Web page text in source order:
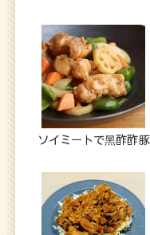
ソイミートで⿊酢酢豚